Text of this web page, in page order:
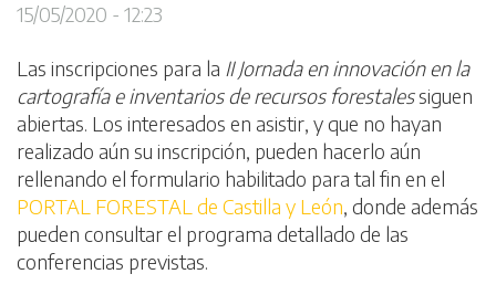
15/05/2020 - 12:23
Las inscripciones para la II Jornada en innovación en la
cartografía e inventarios de recursos forestalessiguen
abiertas. Los interesados en asistir, y que no hayan
realizado aún su inscripción, pueden hacerlo aún
rellenando el formulario habilitado para tal fin en el
PORTAL FORESTAL de Castilla y León, donde además
pueden consultar el programa detallado de las
conferencias previstas.